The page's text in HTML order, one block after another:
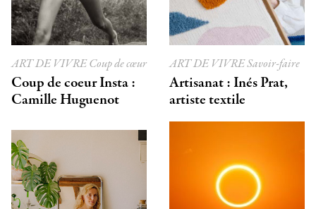
ART DE VIVRECoup de cœur
Coup de coeur Insta :
Camille Huguenot
ART DE VIVRESavoir-faire
Artisanat : Inés Prat,
artiste textile